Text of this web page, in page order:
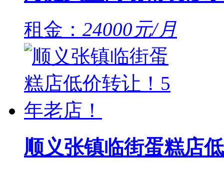
租金： 24000元/月
顺义张镇临街蛋糕店